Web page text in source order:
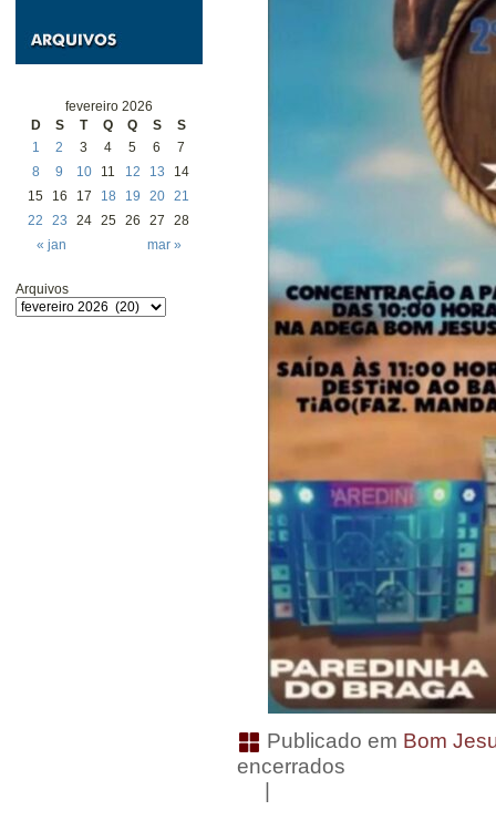
fevereiro 2026
D
S T Q Q S S
« jan mar »
1 2 3 4 5 6
7
8
9 10 11 12 13
14
15
16 17 18 19 20 21
22
23 24 25 26 27 28
Arquivos
Publicado em Bom
encerrados